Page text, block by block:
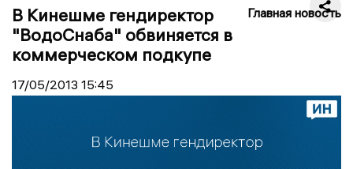
Главная новость
В Кинешме гендиректор
"ВодоСнаба" обвиняется в
коммерческом подкупе
17/05/2013 15:45